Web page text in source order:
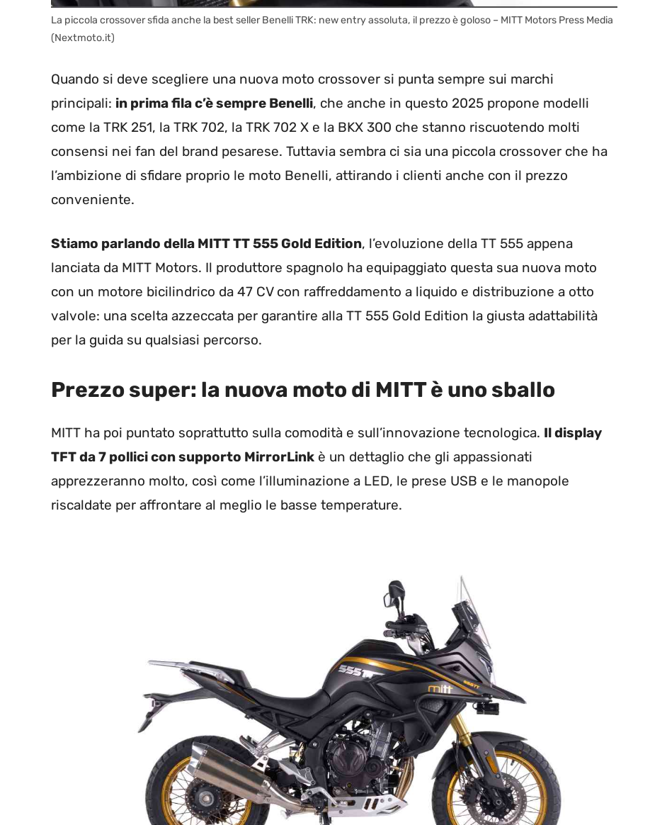
La piccola crossover sfida anche la best seller Benelli TRK: new entry assoluta, il prezzo è goloso – MITT Motors Press Media
(Nextmoto.it)
Quando si deve scegliere una nuova moto crossover si punta sempre sui marchi
principali: in prima fila c’è sempre Benelli, che anche in questo 2025 propone modelli
come la TRK 251, la TRK 702, la TRK 702 X e la BKX 300 che stanno riscuotendo molti
consensi nei fan del brand pesarese. Tuttavia sembra ci sia una piccola crossover che ha
l’ambizione di sfidare proprio le moto Benelli, attirando i clienti anche con il prezzo
conveniente.
Stiamo parlando della MITT TT 555 Gold Edition, l’evoluzione della TT 555 appena
lanciata da MITT Motors. Il produttore spagnolo ha equipaggiato questa sua nuova moto
con un motore bicilindrico da 47 CV con raffreddamento a liquido e distribuzione a otto
valvole: una scelta azzeccata per garantire alla TT 555 Gold Edition la giusta adattabilità
per la guida su qualsiasi percorso.
Prezzo super: la nuova moto di MITT è uno sballo
MITT ha poi puntato soprattutto sulla comodità e sull’innovazione tecnologica. Il display
TFT da 7 pollici con supporto MirrorLink è un dettaglio che gli appassionati
apprezzeranno molto, così come l’illuminazione a LED, le prese USB e le manopole
riscaldate per affrontare al meglio le basse temperature.